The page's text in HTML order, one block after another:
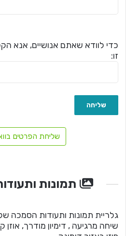
כדי לוודא שאתם אנושיים, אנא
זו:
שליחת הפרטים
תמונות
גלריית תמונות ותעודות הסמכה
שיחה מרגיעה , דימיון מודרך,